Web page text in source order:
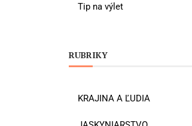
Tip na výlet
RUBRIKY
KRAJINA A ĽUDIA